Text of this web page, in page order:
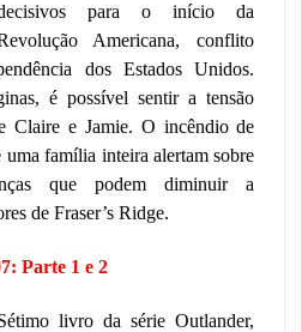
para o início da
Americana, conflito
dos Estados Unidos.
é possível sentir a tensão
Claire e Jamie. O incêndio de
uma família inteira alertam sobre
que podem diminuir a
de Fraser’s Ridge.
Parte 1 e 2
livro da série Outlander,